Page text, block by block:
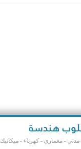
هندسة
- معماري - كهرباء - ميكانيك